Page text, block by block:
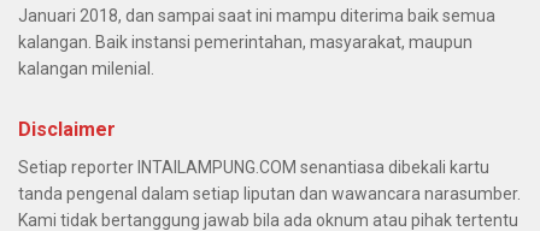
Januari 2018, dan sampai saat ini mampu diterima baik semua
kalangan. Baik instansi pemerintahan, masyarakat, maupun
kalangan milenial.
Disclaimer
Setiap reporter INTAILAMPUNG.COM senantiasa dibekali kartu
tanda pengenal dalam setiap liputan dan wawancara narasumber.
Kami tidak bertanggung jawab bila ada oknum atau pihak tertentu